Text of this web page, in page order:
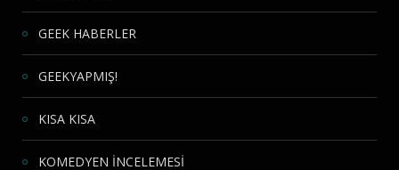
GEEK HABERLER
GEEKYAPMIŞ!
KISA KISA
KOMEDYEN İNCELEMESİ